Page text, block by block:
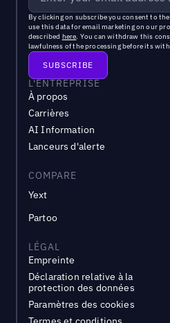
By clicking on subscribe you consent to the
use this data for email marketing on our
described here. You can withdraw this
lawfulness of the processing before its
L'ENTREPRISE
À propos
Carrières
AI Information
Lanceurs d'alerte
COMPARE
Yext
Partoo
LÉGAL
Empreinte
Déclaration relative à la
protection des données
Paramètres des cookies